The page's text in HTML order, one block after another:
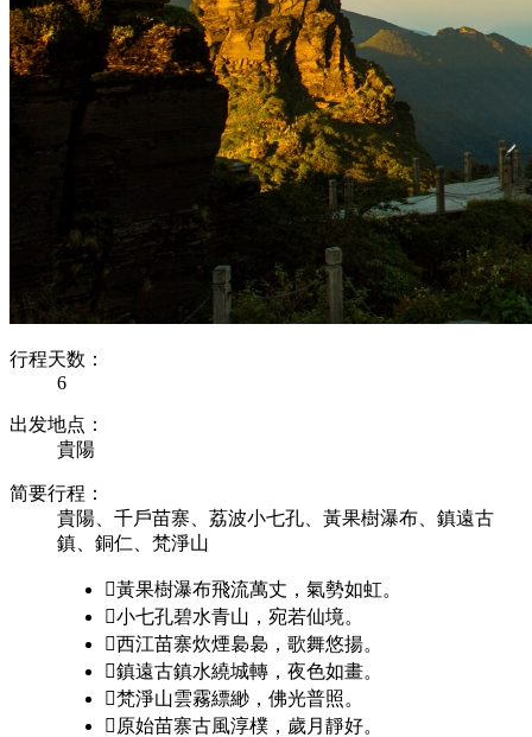
行程天数：
6
出发地点：
貴陽
简要行程：
貴陽、千戶苗寨、荔波小七孔、黃果樹瀑布、鎮遠古
鎮、銅仁、梵淨山
黃果樹瀑布飛流萬丈，氣勢如虹。
小七孔碧水青山，宛若仙境。
西江苗寨炊煙裊裊，歌舞悠揚。
鎮遠古鎮水繞城轉，夜色如畫。
梵淨山雲霧縹緲，佛光普照。
 原始苗寨古風淳樸，歲月靜好。